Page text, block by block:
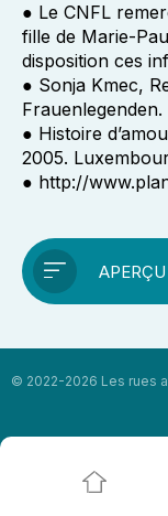
● Le CNFL
fille de Marie-
disposition ces
● Sonja Kmec,
● Histoire
2005.
● http://
© 2022-2026 Les rues